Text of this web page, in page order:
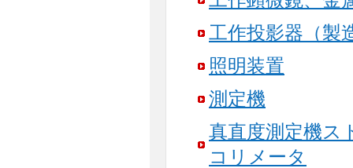
工作投影器（製
照明装置
測定機
真直度測定機ス
コリメータ